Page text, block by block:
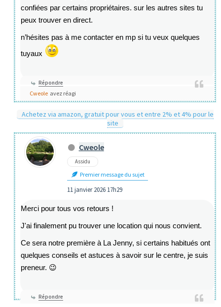
confiées par certains propriétaires. sur les autres sites tu
peux trouver en direct.
n’hésites pas à me contacter en mp si tu veux quelques
tuyaux
Répondre
Cweole avez réagi
Achetez via amazon, gratuit pour vous et entre 2% et 4% pour le
site
Cweole
Assidu
Premier message du sujet
11 janvier 2026 17h29
Merci pour tous vos retours !
J'ai finalement pu trouver une location qui nous convient.
Ce sera notre première à La Jenny, si certains habitués ont
quelques conseils et astuces à savoir sur le centre, je suis
preneur. 😉
Répondre